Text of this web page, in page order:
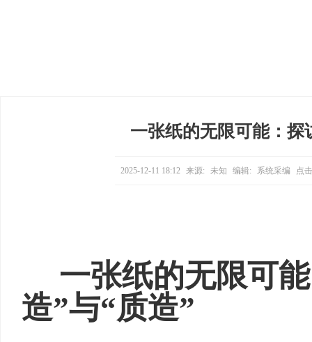
一张纸的无限可能：探
2025-12-11 18:12 来源: 未知 编辑: 系统采编 点
一张纸的无限可
造”与“质造”